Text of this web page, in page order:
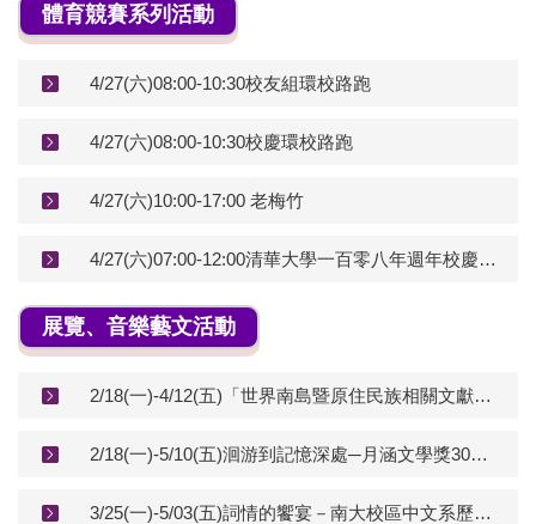
體育競賽系列活動
4/27(六)08:00-10:30校友組環校路跑
4/27(六)08:00-10:30校慶環校路跑
4/27(六)10:00-17:00 老梅竹
4/27(六)07:00-12:00清華大學一百零八年週年校慶慢式壘球邀請賽
展覽、音樂藝文活動
2/18(一)-4/12(五)「世界南島暨原住民族相關文獻展」
2/18(一)-5/10(五)洄游到記憶深處─月涵文學獎30年回顧展
3/25(一)-5/03(五)詞情的饗宴－南大校區中文系歷屆學生填詞作品展